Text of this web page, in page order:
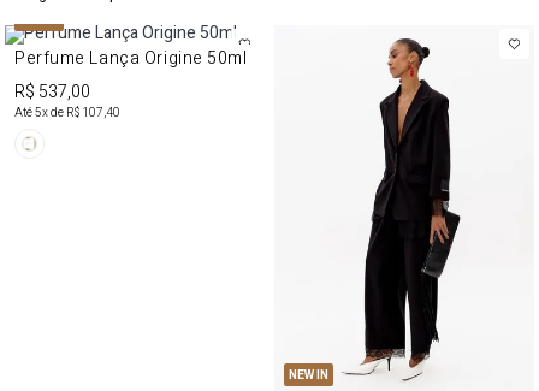
NEW IN
Perfume Lança Origine 50ml
R$ 537,00
Até5x de R$ 107,40
NEW IN